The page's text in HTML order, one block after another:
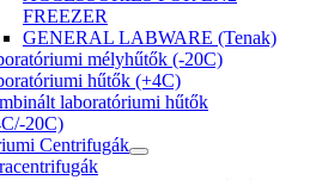
FREEZER
GENERAL LABWARE (Tenak)
mélyhűtők (-20C)
hűtők (+4C)
laboratóriumi hűtők
20C)
Centrifugák